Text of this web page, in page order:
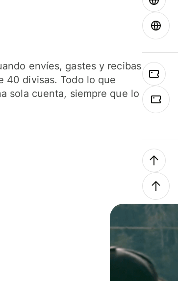
envíes, gastes y recibas
40 divisas. Todo lo que
sola cuenta, siempre que lo